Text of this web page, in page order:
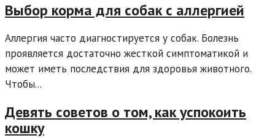
Выбор корма для собак с аллергией
Аллергия часто диагностируется у собак. Болезнь
проявляется достаточно жесткой симптоматикой и
может иметь последствия для здоровья животного.
Чтобы...
Девять советов о том, как успокоить
кошку